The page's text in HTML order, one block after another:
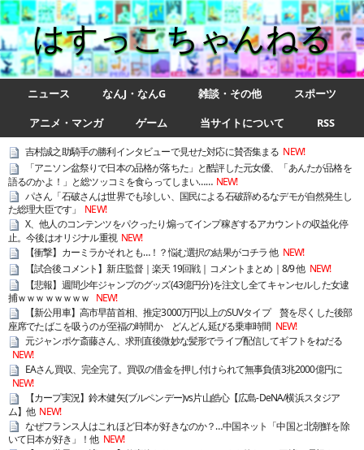
はすっこちゃんねる
ニュース なんJ・なんG 雑談・その他
スポーツ
アニメ・マンガ
ゲーム 当サイトについて RSS
吉村誠之助騎手の勝利インタビューで見せた対応に賛否集まる NEW!
「アニソン盆祭りで日本の品格が落ちた」と酷評した元女優、「あんたが品格を
語るのかよ！」と総ツッコミを食らってしまい…… NEW!
パさん「石破さんは世界でも珍しい、国民による石破辞めるなデモが自然発生し
た総理大臣です」
NEW!
X、他人のコンテンツをパクったり煽ってインプ稼ぎするアカウントの収益化停
止。今後はオリジナル重視 NEW!
【衝撃】カーミラかそれとも…！？悩む選択の結果がコチラ 他 NEW!
【試合後コメント】新庄監督｜楽天 19回戦｜コメントまとめ｜8/9 他 NEW!
【悲報】週間少年ジャンプのグッズ(43億円分)を注文し全てキャンセルした女逮
捕ｗｗｗｗｗｗｗｗ NEW!
【新公用車】高市早苗首相、推定3000万円以上のSUVタイプ 贅を尽くした後部
座席でたばこを吸うのが至福の時間か どんどん延びる乗車時間 NEW!
元ジャンポケ斎藤さん、求刑直後微妙な髪形でライブ配信してギフトをねだる
NEW!
EAさん買収、完全完了。買収の借金を押し付けられて無事負債3兆2000億円に
NEW!
【カープ実況】鈴木健矢(ブルペンデー)vs片山皓心【広島-DeNA/横浜スタジア
ム】他 NEW!
なぜフランス人はこれほど日本が好きなのか？…中国ネット「中国と北朝鮮を除
いて日本が好き」！他 NEW!